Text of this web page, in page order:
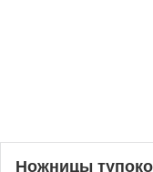
Ножницы